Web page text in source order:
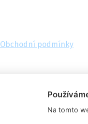
Obchodní podmínky
Na tomto